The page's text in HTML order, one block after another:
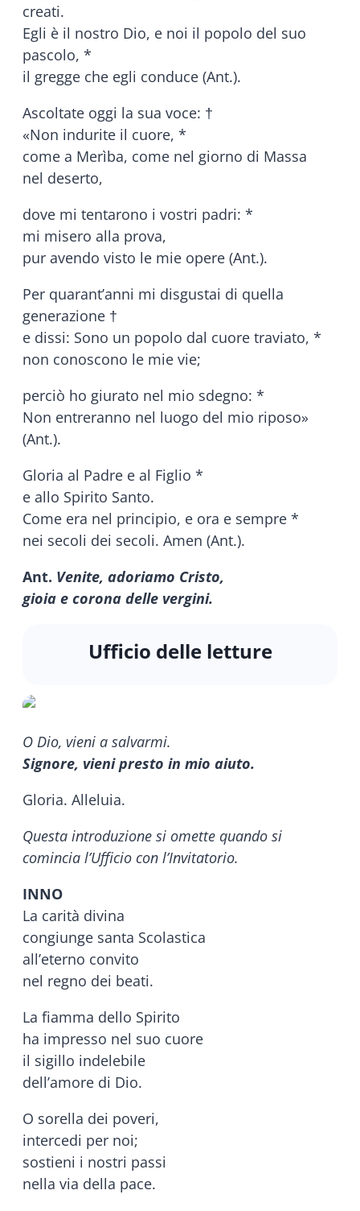
creati.
Egli è il nostro Dio, e noi il popolo del suo
pascolo, *
il gregge che egli conduce (Ant.).
Ascoltate oggi la sua voce: †
«Non indurite il cuore, *
come a Merìba, come nel giorno di Massa
nel deserto,
dove mi tentarono i vostri padri: *
mi misero alla prova,
pur avendo visto le mie opere (Ant.).
Per quarant’anni mi disgustai di quella
generazione †
e dissi: Sono un popolo dal cuore traviato, *
non conoscono le mie vie;
perciò ho giurato nel mio sdegno: *
Non entreranno nel luogo del mio riposo»
(Ant.).
Gloria al Padre e al Figlio *
e allo Spirito Santo.
Come era nel principio, e ora e sempre *
nei secoli dei secoli. Amen (Ant.).
Ant. Venite, adoriamo Cristo,
gioia e corona delle vergini.
Ufficio delle letture
O Dio, vieni a salvarmi.
Signore, vieni presto in mio aiuto.
Gloria. Alleluia.
Questa introduzione si omette quando si
comincia l’Ufficio con l’Invitatorio.
INNO
La carità divina
congiunge santa Scolastica
all’eterno convito
nel regno dei beati.
La fiamma dello Spirito
ha impresso nel suo cuore
il sigillo indelebile
dell’amore di Dio.
O sorella dei poveri,
intercedi per noi;
sostieni i nostri passi
nella via della pace.